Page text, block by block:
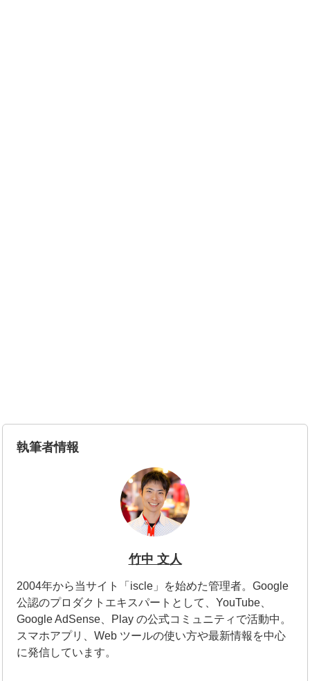
執筆者情報
竹中 文人
2004年から当サイト「iscle」を始めた管理者。Google
公認のプロダクトエキスパートとして、YouTube、
Google AdSense、Play の公式コミュニティで活動中。
スマホアプリ、Web ツールの使い方や最新情報を中心
に発信しています。